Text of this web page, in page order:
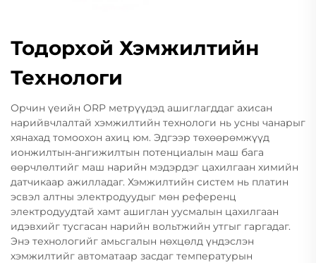
Тодорхой Хэмжилтийн
Технологи
Орчин үеийн ORP метрүүдэд ашиглагддаг ахисан
нарийвчлалтай хэмжилтийн технологи нь усны чанарыг
хянахад томоохон ахиц юм. Эдгээр төхөөрөмжүүд
ионжилтын-ангижилтын потенциалын маш бага
өөрчлөлтийг маш нарийн мэдэрдэг цахилгаан химийн
датчикаар ажилладаг. Хэмжилтийн систем нь платин
эсвэл алтны электродуудыг мөн референц
электродуудтай хамт ашиглан уусмалын цахилгаан
идэвхийг тусгасан нарийн вольтжийн утгыг гаргадаг.
Энэ технологийг амьсгалын нөхцөлд үндэслэн
хэмжилтийг автоматаар засдаг температурын